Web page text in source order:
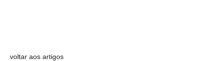
voltar aos artigos